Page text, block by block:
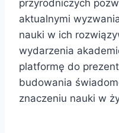
przyrodniczych
aktualnymi
nauki w ich
wydarzenia
platformę do
budowania
znaczeniu nauki w